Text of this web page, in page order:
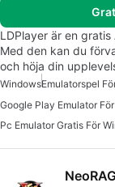
LDPlayer är en
Med den kan du
och höja din
WindowsEmulatorspel
Google Play Emulator
Pc Emulator Gratis För